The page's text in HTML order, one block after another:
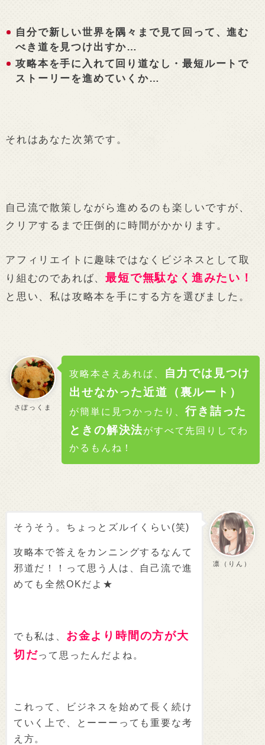
自分で新しい世界を隅々まで見て回って、進む
べき道を見つけ出すか…
攻略本を手に入れて回り道なし・最短ルートで
ストーリーを進めていくか…
それはあなた次第です。
自己流で散策しながら進めるのも楽しいですが、
クリアするまで圧倒的に時間がかかります。
アフィリエイトに趣味ではなくビジネスとして取
り組むのであれば、最短で無駄なく進みたい！
と思い、私は攻略本を手にする方を選びました。
さぼっくま
攻略本さえあれば、
自力では見つけ
出せなかった近道（裏ルート）
が簡単に見つかったり、行き詰った
ときの解決法がすべて先回りしてわ
かるもんね！
凛（りん）
そうそう。ちょっとズルイくらい(笑)
攻略本で答えをカンニングするなんて
邪道だ！！って思う人は、自己流で進
めても全然OKだよ★
でも私は、 お金より時間の方が大
切だって思ったんだよね。
これって、ビジネスを始めて長く続け
ていく上で、とーーーっても重要な考
え方。